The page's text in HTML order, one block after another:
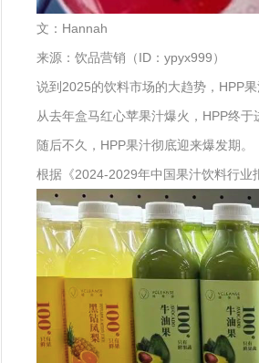
文：Hannah
来源：饮品营销（ID：ypyx999）
说到2025的饮料市场的大趋势，HPP果
从去年盒马红心苹果汁爆火，HPP终于
随后不久，HPP果汁彻底迎来爆发期。
根据《2024-2029年中国果汁饮料行业